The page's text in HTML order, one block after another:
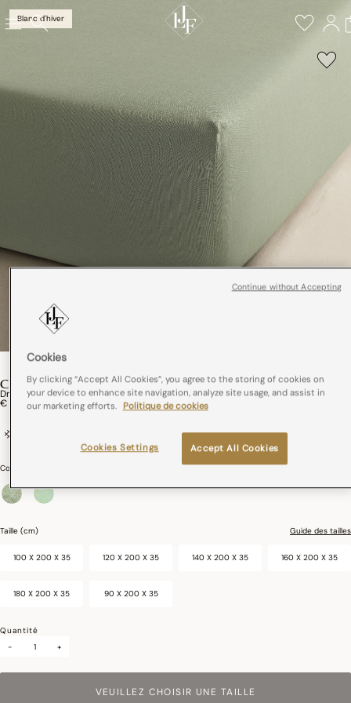
Blanc d'hiver
CHARMILLES
Drap Housse Charmilles Coton
€ 70,00
Couleurs :
Taille (cm) Guide des tailles
100 X 200 X 35 120 X 200 X 35 140 X 200 X 35 160 X 200 X 35
180 X 200 X 35 90 X 200 X 35
Quantité
-
+
VEUILLEZ CHOISIR UNE TAILLE
Cookies
By clicking “Accept All Cookies”, you agree to the storing of cookies on
your device to enhance site navigation, analyze site usage, and assist in
our marketing efforts. Politique de cookies
Accept All Cookies
Cookies Settings
Continue without Accepting